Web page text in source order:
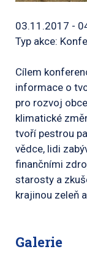
03.11.2017 -
Typ akce:
Cílem
informace o
pro rozvoj
klimatické
tvoří pestrou
vědce, lidi
finančními
starosty a
krajinou zeleň
Galerie